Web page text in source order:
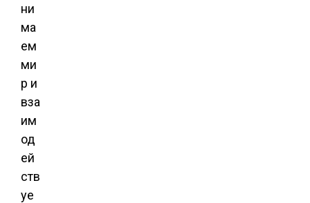
ни
ма
ем
ми
р и
вза
им
од
ей
ств
уе